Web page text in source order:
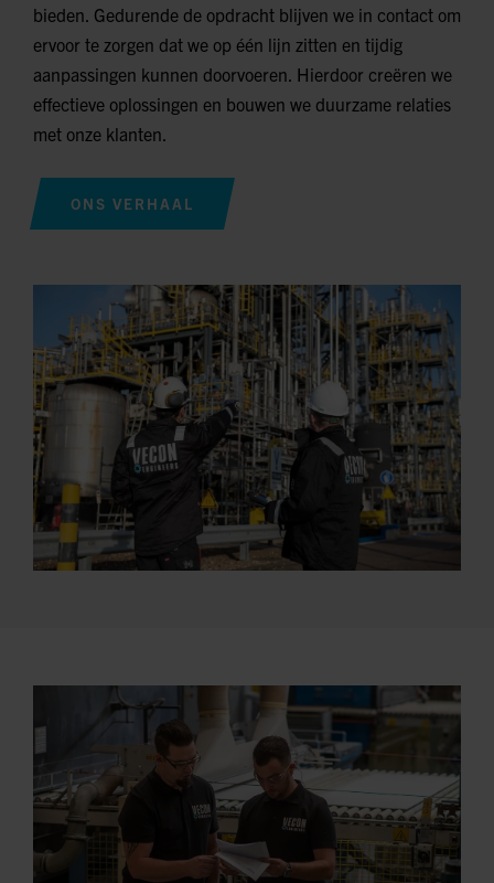
bieden. Gedurende de opdracht blijven we in contact om
ervoor te zorgen dat we op één lijn zitten en tijdig
aanpassingen kunnen doorvoeren. Hierdoor creëren we
effectieve oplossingen en bouwen we duurzame relaties
met onze klanten.
ONS VERHAAL